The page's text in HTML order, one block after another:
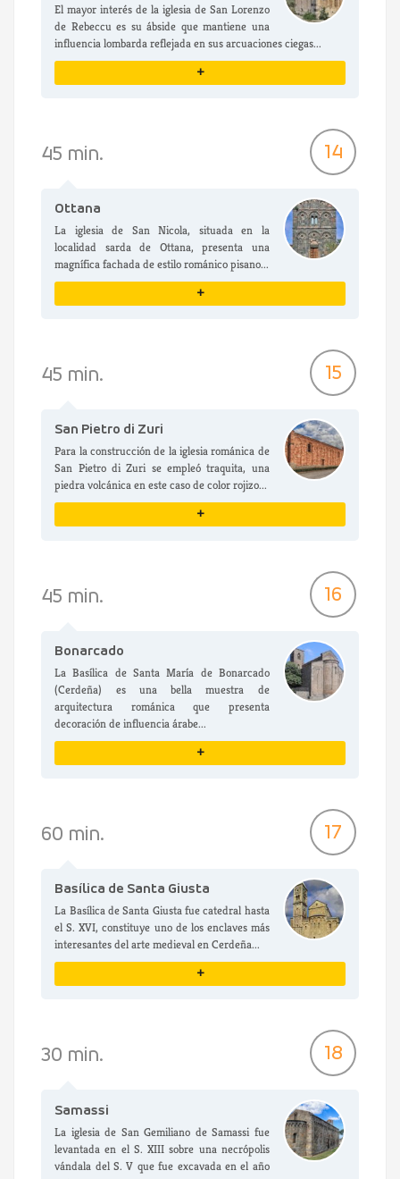
El mayor interés de la iglesia de San Lorenzo
de Rebeccu es su ábside que mantiene una
influencia lombarda reflejada en sus arcuaciones ciegas...
+
45 min. 14
Ottana
La iglesia de San Nicola, situada en la
localidad sarda de Ottana, presenta una
magnífica fachada de estilo románico pisano...
+
45 min. 15
San Pietro di Zuri
Para la construcción de la iglesia románica de
San Pietro di Zuri se empleó traquita, una
piedra volcánica en este caso de color rojizo...
+
45 min. 16
Bonarcado
La Basílica de Santa María de Bonarcado
(Cerdeña) es una bella muestra de
arquitectura románica que presenta
decoración de influencia árabe...
+
60 min. 17
Basílica de Santa Giusta
La Basílica de Santa Giusta fue catedral hasta
el S. XVI, constituye uno de los enclaves más
interesantes del arte medieval en Cerdeña...
+
30 min. 18
Samassi
La iglesia de San Gemiliano de Samassi fue
levantada en el S. XIII sobre una necrópolis
vándala del S. V que fue excavada en el año